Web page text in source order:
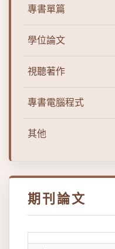
專書單篇
學位論文
視聽著作
專書電腦程式
其他
期刊論文